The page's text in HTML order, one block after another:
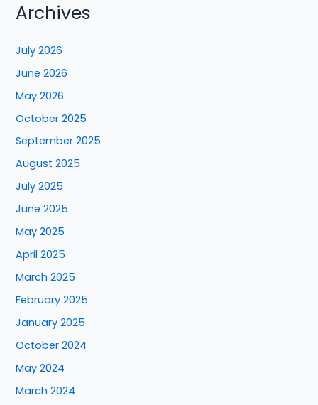
Archives
July 2026
June 2026
May 2026
October 2025
September 2025
August 2025
July 2025
June 2025
May 2025
April 2025
March 2025
February 2025
January 2025
October 2024
May 2024
March 2024